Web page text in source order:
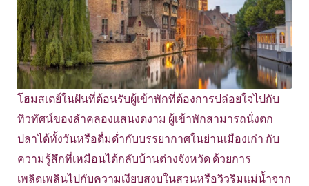
โฮมสเตย์ในฝันที่ต้อนรับผู้เข้าพักที่ต้องการปล่อยใจไปกับ
ทิวทัศน์ของลำคลองแสนงดงาม ผู้เข้าพักสามารถนั่งตก
ปลาได้ทั้งวันหรือดื่มด่ำกับบรรยากาศในย่านเมืองเก่า กับ
ความรู้สึกที่เหมือนได้กลับบ้านต่างจังหวัด ด้วยการ
เพลิดเพลินไปกับความเงียบสงบในสวนหรือวิวริมแม่น้ำจาก